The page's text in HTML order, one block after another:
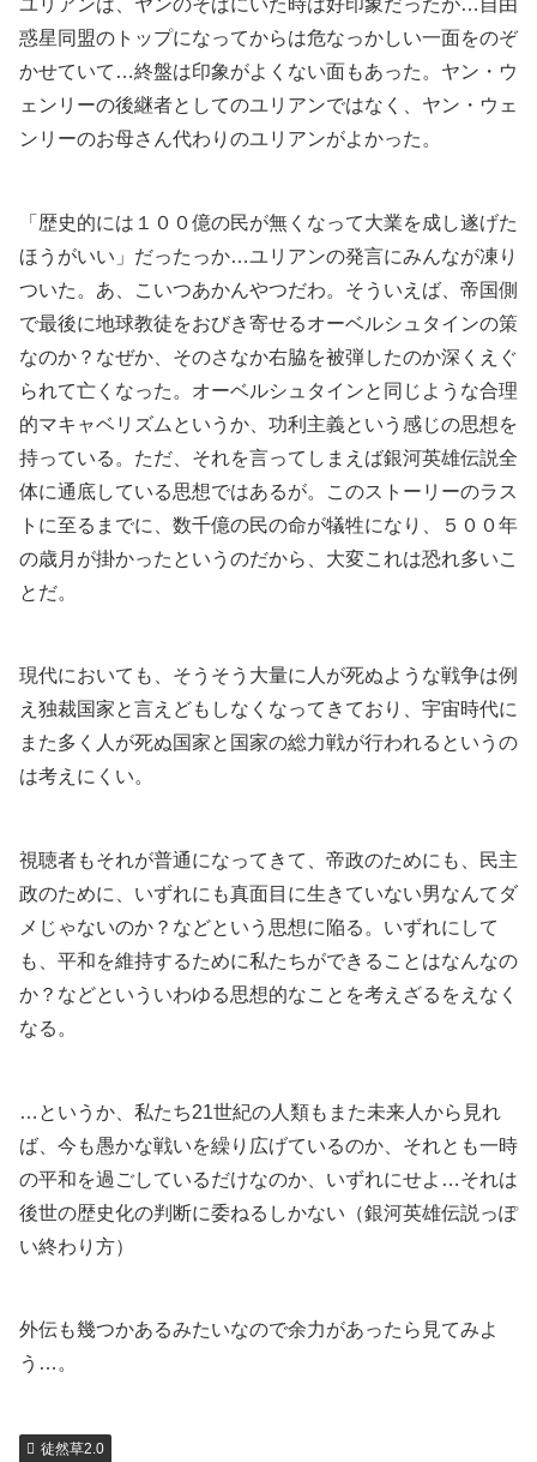
ユリアンは、ヤンのそばにいた時は好印象だったが…自由
惑星同盟のトップになってからは危なっかしい一面をのぞ
かせていて…終盤は印象がよくない面もあった。ヤン・ウ
ェンリーの後継者としてのユリアンではなく、ヤン・ウェ
ンリーのお母さん代わりのユリアンがよかった。
「歴史的には１００億の民が無くなって大業を成し遂げた
ほうがいい」だったっか…ユリアンの発言にみんなが凍り
ついた。あ、こいつあかんやつだわ。そういえば、帝国側
で最後に地球教徒をおびき寄せるオーベルシュタインの策
なのか？なぜか、そのさなか右脇を被弾したのか深くえぐ
られて亡くなった。オーベルシュタインと同じような合理
的マキャベリズムというか、功利主義という感じの思想を
持っている。ただ、それを言ってしまえば銀河英雄伝説全
体に通底している思想ではあるが。このストーリーのラス
トに至るまでに、数千億の民の命が犠牲になり、５００年
の歳月が掛かったというのだから、大変これは恐れ多いこ
とだ。
現代においても、そうそう大量に人が死ぬような戦争は例
え独裁国家と言えどもしなくなってきており、宇宙時代に
また多く人が死ぬ国家と国家の総力戦が行われるというの
は考えにくい。
視聴者もそれが普通になってきて、帝政のためにも、民主
政のために、いずれにも真面目に生きていない男なんてダ
メじゃないのか？などという思想に陥る。いずれにして
も、平和を維持するために私たちができることはなんなの
か？などといういわゆる思想的なことを考えざるをえなく
なる。
…というか、私たち21世紀の人類もまた未来人から見れ
ば、今も愚かな戦いを繰り広げているのか、それとも一時
の平和を過ごしているだけなのか、いずれにせよ…それは
後世の歴史化の判断に委ねるしかない（銀河英雄伝説っぽ
い終わり方）
外伝も幾つかあるみたいなので余力があったら見てみよ
う…。
徒然草2.0